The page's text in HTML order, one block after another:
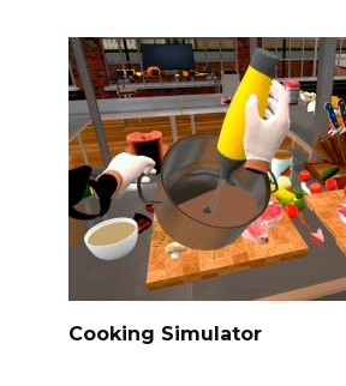
Cooking Simulator